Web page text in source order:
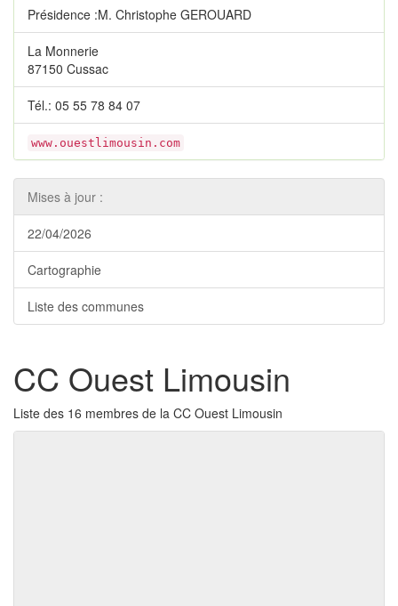
Présidence :M. Christophe GEROUARD
La Monnerie
87150 Cussac
Tél.: 05 55 78 84 07
www.ouestlimousin.com
Mises à jour :
22/04/2026
Cartographie
Liste des communes
CC Ouest Limousin
Liste des 16 membres de la CC Ouest Limousin